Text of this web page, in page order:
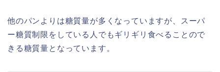
他のパンよりは糖質量が多くなっていますが、スーパ
ー糖質制限をしている人でもギリギリ食べることので
きる糖質量となっています。